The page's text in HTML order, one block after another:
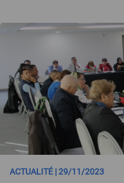
ACTUALITÉ | 29/11/2023